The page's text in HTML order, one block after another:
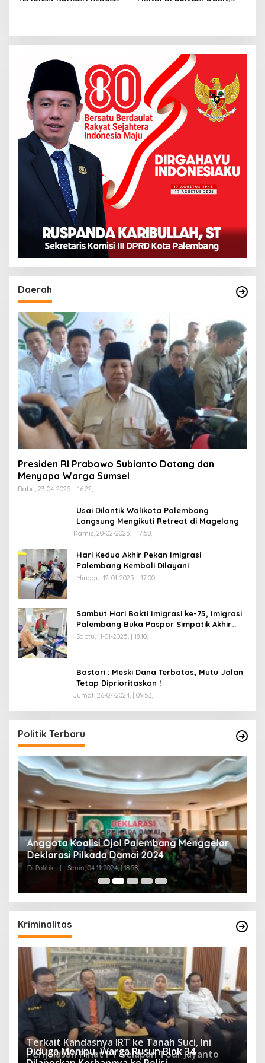
Daerah
Presiden RI Prabowo Subianto Datang dan
Menyapa Warga Sumsel
Rabu, 23-04-2025, | 16:22,
Usai Dilantik Walikota Palembang
Langsung Mengikuti Retreat di Magelang
Kamis, 20-02-2025, | 17:58,
Hari Kedua Akhir Pekan Imigrasi
Palembang Kembali Dilayani
Minggu, 12-01-2025, | 17:00,
Sambut Hari Bakti Imigrasi ke-75, Imigrasi
Palembang Buka Paspor Simpatik Akhir
Pekan
Sabtu, 11-01-2025, | 18:10,
Bastari : Meski Dana Terbatas, Mutu Jalan
Tetap Diprioritaskan !
Jumat, 26-07-2024, | 09:53,
Politik Terbaru
Anggota Koalisi Ojol Palembang Menggelar
Deklarasi Pilkada Damai 2024
Di Politik | Senin, 04-11-2024, | 18:58,
Kriminalitas
Terkait Kandasnya IRT ke Tanah Suci, Ini
Penjelasan Pihat PT Selapan Tour Jayanto
Diduga Menipu, Warga Rusun Blok 34